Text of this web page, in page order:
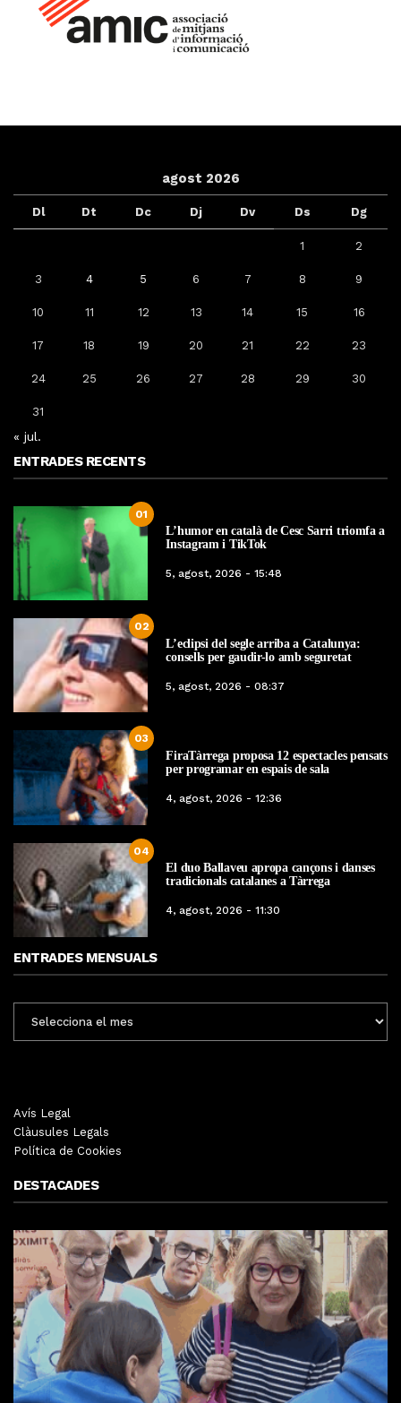
agost 2026
Dl Dt Dc Dj Dv Ds Dg
1 2
3 4 5 6 7 8 9
10 11 12 13 14 15 16
17 18 19 20 21 22 23
24 25 26 27 28 29 30
31
« jul.
ENTRADES RECENTS
01
L’humor en català de Cesc Sarri triomfa a
Instagram i TikTok
5, agost, 2026 - 15:48
02
L’eclipsi del segle arriba a Catalunya:
consells per gaudir-lo amb seguretat
5, agost, 2026 - 08:37
03
FiraTàrrega proposa 12 espectacles pensats
per programar en espais de sala
4, agost, 2026 - 12:36
04
El duo Ballaveu apropa cançons i danses
tradicionals catalanes a Tàrrega
4, agost, 2026 - 11:30
ENTRADES MENSUALS
MENSUALS
Avís Legal
Clàusules Legals
Política de Cookies
DESTACADES